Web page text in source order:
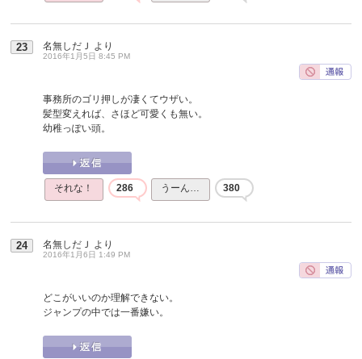
23 名無しだＪ より
2016年1月5日 8:45 PM
事務所のゴリ押しが凄くてウザい。
髪型変えれば、さほど可愛くも無い。
幼稚っぽい頭。
それな！ 286 うーん… 380
24 名無しだＪ より
2016年1月6日 1:49 PM
どこがいいのか理解できない。
ジャンプの中では一番嫌い。